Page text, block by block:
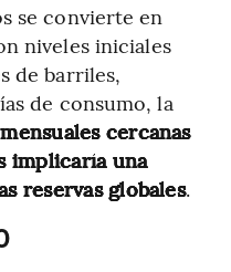
se convierte en
niveles iniciales
de barriles,
de consumo, la
cercanas
implicaría una
reservas globales.